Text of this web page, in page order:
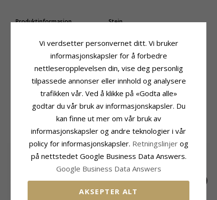
Produktinformasjon
Øredobber: Øredobber
Blank
Stein
Sliping:Glatt
Stein:Kalsedon
Høyde: 27,0 mm
11,0 mm
Leveringstid:Ca. 5-10 Hverdager
MEST POPULÆRE PRODUKTER I
KATEGORIEN
SALE
Vi verdsetter personvernet ditt. Vi bruker
informasjonskapsler for å forbedre
nettleseropplevelsen din, vise deg personlig
tilpassede annonser eller innhold og analysere
trafikken vår. Ved å klikke på «Godta alle»
godtar du vår bruk av informasjonskapsler. Du
kan finne ut mer om vår bruk av
informasjonskapsler og andre teknologier i vår
policy for informasjonskapsler. Retningslinjer og
på nettstedet Google Business Data Answers.
Google Business Data Answers
AKSEPTER ALT